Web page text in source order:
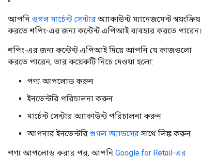
আপনি গুগল মার্চেন্ট সেন্টার অ্যাকাউন্ট ম্যানেজমেন্ট স্বয়ংক্রিয়
করতে শপিং-এর জন্য কন্টেন্ট এপিআই ব্যবহার করতে পারেন।
শপিং-এর জন্য কন্টেন্ট এপিআই দিয়ে আপনি যে কাজগুলো
করতে পারেন, তার কয়েকটি নিচে দেওয়া হলো:
পণ্য আপলোড করুন
ইনভেন্টরি পরিচালনা করুন
মার্চেন্ট সেন্টার অ্যাকাউন্ট পরিচালনা করুন
আপনার ইনভেন্টরি গুগল অ্যাডসের সাথে লিঙ্ক করুন
পণ্য আপলোড করার পর, আপনি Google for Retail-এর